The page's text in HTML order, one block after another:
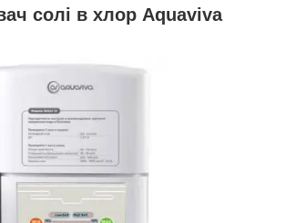
солі в хлор Aquaviva